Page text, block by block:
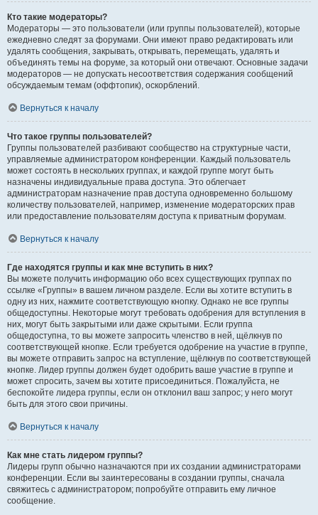
Кто такие модераторы?
Модераторы — это пользователи (или группы пользователей), которые
ежедневно следят за форумами. Они имеют право редактировать или
удалять сообщения, закрывать, открывать, перемещать, удалять и
объединять темы на форуме, за который они отвечают. Основные задачи
модераторов — не допускать несоответствия содержания сообщений
обсуждаемым темам (оффтопик), оскорблений.
Вернуться к началу
Что такое группы пользователей?
Группы пользователей разбивают сообщество на структурные части,
управляемые администратором конференции. Каждый пользователь
может состоять в нескольких группах, и каждой группе могут быть
назначены индивидуальные права доступа. Это облегчает
администраторам назначение прав доступа одновременно большому
количеству пользователей, например, изменение модераторских прав
или предоставление пользователям доступа к приватным форумам.
Вернуться к началу
Где находятся группы и как мне вступить в них?
Вы можете получить информацию обо всех существующих группах по
ссылке «Группы» в вашем личном разделе. Если вы хотите вступить в
одну из них, нажмите соответствующую кнопку. Однако не все группы
общедоступны. Некоторые могут требовать одобрения для вступления в
них, могут быть закрытыми или даже скрытыми. Если группа
общедоступна, то вы можете запросить членство в ней, щёлкнув по
соответствующей кнопке. Если требуется одобрение на участие в группе,
вы можете отправить запрос на вступление, щёлкнув по соответствующей
кнопке. Лидер группы должен будет одобрить ваше участие в группе и
может спросить, зачем вы хотите присоединиться. Пожалуйста, не
беспокойте лидера группы, если он отклонил ваш запрос; у него могут
быть для этого свои причины.
Вернуться к началу
Как мне стать лидером группы?
Лидеры групп обычно назначаются при их создании администраторами
конференции. Если вы заинтересованы в создании группы, сначала
свяжитесь с администратором; попробуйте отправить ему личное
сообщение.